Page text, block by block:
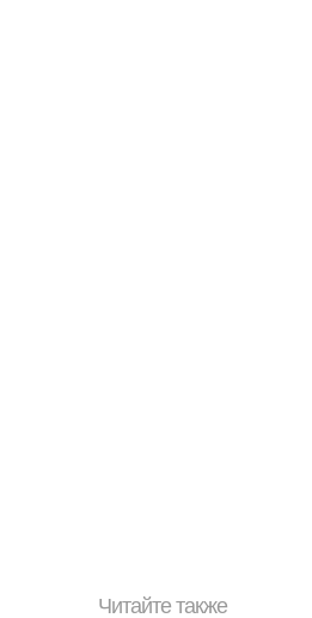
Читайте также